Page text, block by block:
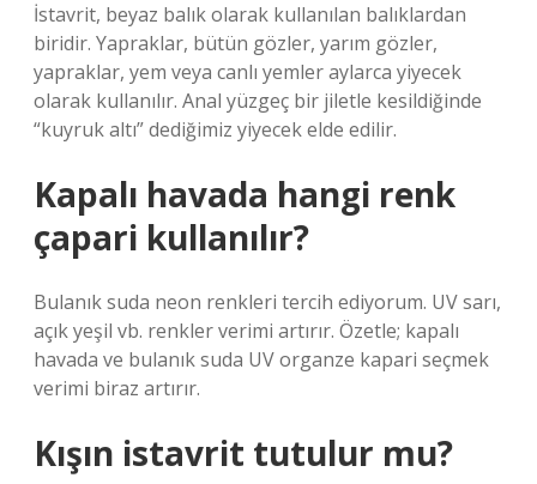
İstavrit, beyaz balık olarak kullanılan balıklardan
biridir. Yapraklar, bütün gözler, yarım gözler,
yapraklar, yem veya canlı yemler aylarca yiyecek
olarak kullanılır. Anal yüzgeç bir jiletle kesildiğinde
“kuyruk altı” dediğimiz yiyecek elde edilir.
Kapalı havada hangi renk
çapari kullanılır?
Bulanık suda neon renkleri tercih ediyorum. UV sarı,
açık yeşil vb. renkler verimi artırır. Özetle; kapalı
havada ve bulanık suda UV organze kapari seçmek
verimi biraz artırır.
Kışın istavrit tutulur mu?